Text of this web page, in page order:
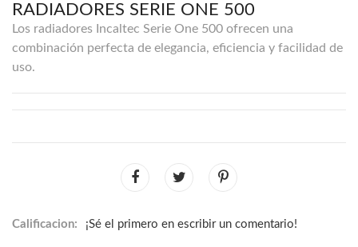
RADIADORES SERIE ONE 500
Los radiadores Incaltec Serie One 500 ofrecen una
combinación perfecta de elegancia, eficiencia y facilidad de
uso.
Calificacion: ¡Sé el primero en escribir un comentario!